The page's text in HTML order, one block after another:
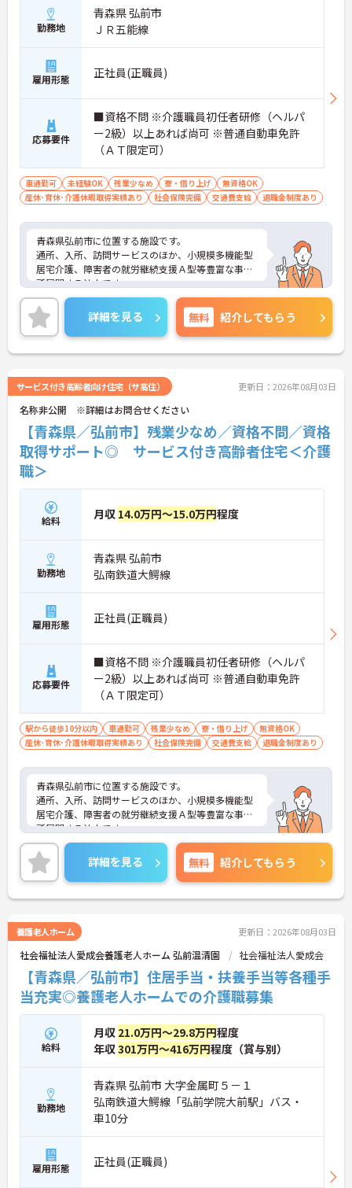
・年間休日114日、残業月平均10時間程度という就
業環境に加え、産前産後休暇や育児休暇制度がしっ
ただけます。
・グループホーム一棟あたりの入居者様20名定員を
常時2～4名のスタッフで支援、国基準を上回る人員
配置や夜間複数名体制が敷かれているため、業務に
追われることなくご利用者様のペースに合わせたサ
ポートが可能です。施設も専用設計で働きやすく、
ご自身の理想とする福祉を実践できる環境が整って
います。
勤務地
青森県 弘前市
ＪＲ五能線
雇用形態 正社員(正職員)
応募要件
■資格不問 ※介護職員初任者研修（ヘルパ
ー2級）以上あれば尚可 ※普通自動車免許
（ＡＴ限定可）
車通勤可 未経験OK 残業少なめ 寮・借り上げ
無資格OK
産休･育休･介護休暇取得実績あり
社会保険完備 交通費支給 退職金制度あり
青森県弘前市に位置する施設です。
通所、入所、訪問サービスのほか、小規模多機能型
居宅介護、障害者の就労継続支援Ａ型等豊富な事業
所展開する法人です。
ご興味のある方は是非お気軽にお問い合わせくださ
い。
詳細を見る 無料 紹介してもらう
サービス付き高齢者向け住宅（サ高住） 更新日：2026年08月03日
名称非公開 ※詳細はお問合せください
【青森県／弘前市】残業少なめ／資格不問／資格
取得サポート◎ サービス付き高齢者住宅＜介護
職＞
給料 月収 14.0万円～15.0万円程度
勤務地
青森県 弘前市
弘南鉄道大鰐線
雇用形態 正社員(正職員)
応募要件
■資格不問 ※介護職員初任者研修（ヘルパ
ー2級）以上あれば尚可 ※普通自動車免許
（ＡＴ限定可）
駅から徒歩10分以内 車通勤可 残業少なめ 寮・借り上げ
無資格OK
産休･育休･介護休暇取得実績あり
社会保険完備 交通費支給 退職金制度あり
青森県弘前市に位置する施設です。
通所、入所、訪問サービスのほか、小規模多機能型
居宅介護、障害者の就労継続支援Ａ型等豊富な事業
所展開する法人です。
ご興味のある方は是非お気軽にお問い合わせくださ
い。
詳細を見る 無料 紹介してもらう
養護老人ホーム 更新日：2026年08月03日
社会福祉法人愛成会養護老人ホーム 弘前温清園 社会福祉法人愛成会
【青森県／弘前市】住居手当・扶養手当等各種手
当充実◎養護老人ホームでの介護職募集
給料
月収 21.0万円～29.8万円程度
年収301万円～416万円程度（賞与別）
勤務地
青森県 弘前市 大字金属町５－１
弘南鉄道大鰐線「弘前学院大前駅」バス・
車10分
雇用形態 正社員(正職員)